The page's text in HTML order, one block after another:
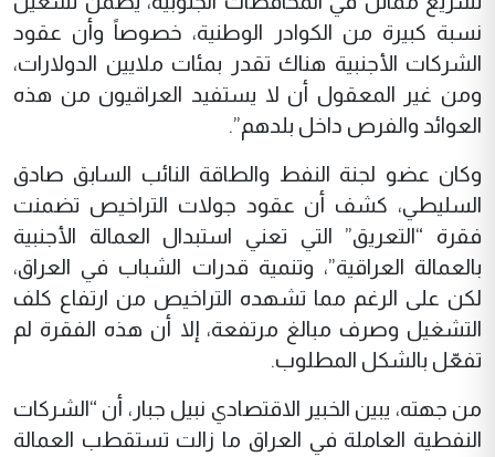
نسبة كبيرة من الكوادر الوطنية، خصوصاً وأن عقود
الشركات الأجنبية هناك تقدر بمئات ملايين الدولارات،
ومن غير المعقول أن لا يستفيد العراقيون من هذه
العوائد والفرص داخل بلدهم”.
وكان عضو لجنة النفط والطاقة النائب السابق صادق
السليطي، كشف أن عقود جولات التراخيص تضمنت
فقرة “التعريق” التي تعني استبدال العمالة الأجنبية
بالعمالة العراقية”، وتنمية قدرات الشباب في العراق،
لكن على الرغم مما تشهده التراخيص من ارتفاع كلف
التشغيل وصرف مبالغ مرتفعة، إلا أن هذه الفقرة لم
تفعّل بالشكل المطلوب.
من جهته، يبين الخبير الاقتصادي نبيل جبار، أن “الشركات
النفطية العاملة في العراق ما زالت تستقطب العمالة